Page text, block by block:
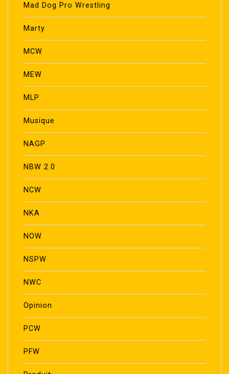
Mad Dog Pro Wrestling
Marty
MCW
MEW
MLP
Musique
NAGP
NBW 2.0
NCW
NKA
NOW
NSPW
NWC
Opinion
PCW
PFW